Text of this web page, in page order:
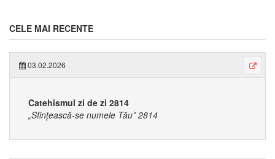
CELE MAI RECENTE
03.02.2026
Catehismul zi de zi 2814
„Sfințească-se numele Tău” 2814